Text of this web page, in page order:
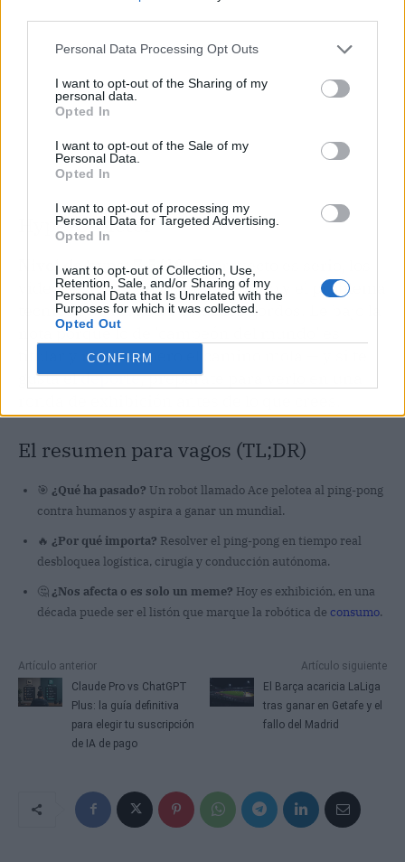
Personal Data Processing Opt Outs
I want to opt-out of the Sharing of my
personal data.
Opted In
I want to opt-out of the Sale of my
Personal Data.
Opted In
I want to opt-out of processing my
Personal Data for Targeted Advertising.
Opted In
I want to opt-out of Collection, Use,
Retention, Sale, and/or Sharing of my
Personal Data that Is Unrelated with the
Purposes for which it was collected.
Opted Out
CONFIRM
Hype-O-Meter
Nivel de hype: 7,5/10.El proyecto es serio, los
vídeos asustan en el buen sentido y el problema
técnico que resuelve es de los gordos. Le bajo la
nota porque lo de 'campeón del mundo' es
titular y no plan, pero el camino mola — y si te
gusta eldeporte, prepárate para verlo en una
El resumen para vagos (TL;DR)
🎯 ¿Qué ha pasado? Un robot llamado Ace pelotea al ping-pong
contra humanos y aspira a ganar un mundial.
🔥 ¿Por qué importa? Resolver el ping-pong en tiempo real
desbloquea logística, cirugía y conducción autónoma.
🤔¿Nos afecta o es solo un meme? Hoy es exhibición, en una
década puede ser el listón que marque la robótica de consumo.
Artículo anterior
Claude Pro vs ChatGPT
Plus: la guía definitiva
para elegir tu suscripción
de IA de pago
Artículo siguiente
El Barça acaricia LaLiga
tras ganar en Getafe y el
fallo del Madrid